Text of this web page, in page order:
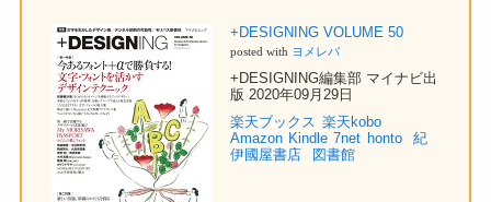
+DESIGNING VOLUME 50
posted with ヨメレバ
+DESIGNING編集部 マイナビ出
版 2020年09月29日
楽天ブックス 楽天kobo
Amazon Kindle 7net honto
紀
伊國屋書店
図書館